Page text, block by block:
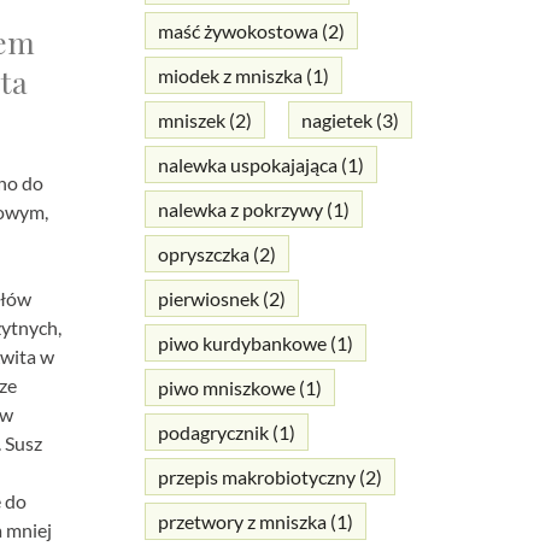
do
w
do
mniej
maść żywokostowa(2)
miodek z mniszka(1)
mniszek(2) nagietek(3)
nalewka uspokajająca(1)
nalewka z pokrzywy(1)
opryszczka(2)
pierwiosnek(2)
piwo kurdybankowe(1)
piwo mniszkowe(1)
podagrycznik(1)
przepis makrobiotyczny(2)
przetwory z mniszka(1)